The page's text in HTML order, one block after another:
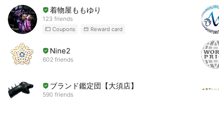
着物屋ももゆり
123 friends
Coupons Reward card
Nine2
602 friends
ブランド鑑定団【大須店】
590 friends